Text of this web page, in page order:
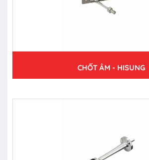
CHỐT ÂM - HISUNG